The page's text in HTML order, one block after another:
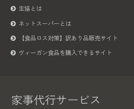
生協とは
ネットスーパーとは
【食品ロス対策】訳あり品販売サイト
ヴィーガン食品を購入できるサイト
家事代行サービス